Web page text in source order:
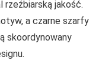
rzeźbiarską jakość.
a czarne szarfy
skoordynowany